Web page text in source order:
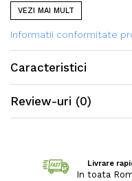
VEZI MAI MULT
Informatii conformitate
Caracteristici
Review-uri (0)
Livrare
In toata